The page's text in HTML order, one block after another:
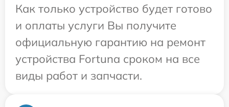
Как только устройство будет готово
и оплаты услуги Вы получите
официальную гарантию на ремонт
устройства Fortuna сроком на все
виды работ и запчасти.